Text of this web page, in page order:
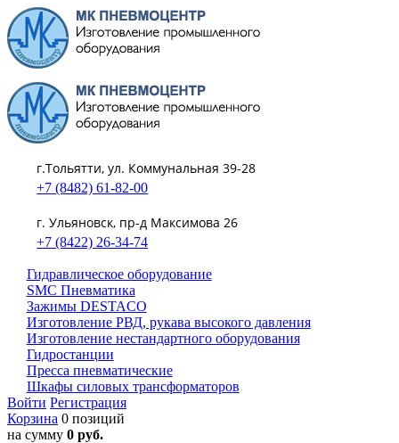
г.Тольятти, ул. Коммунальная 39-28
+7 (8482) 61-82-00
г. Ульяновск, пр-д Максимова 26
+7 (8422) 26-34-74
Гидравлическое оборудование
SMC Пневматика
Зажимы DESTACO
Изготовление РВД, рукава высокого давления
Изготовление нестандартного оборудования
Гидростанции
Пресса пневматические
Шкафы силовых трансформаторов
Войти Регистрация
Корзина 0 позиций
на сумму 0 руб.